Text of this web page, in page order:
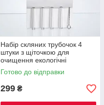
Набір скляних трубочок 4
штуки з щіточкою для
очищення екологічні
соломинки для коктейлів
напоїв HP-34-83
Готово до відправки
299 ₴